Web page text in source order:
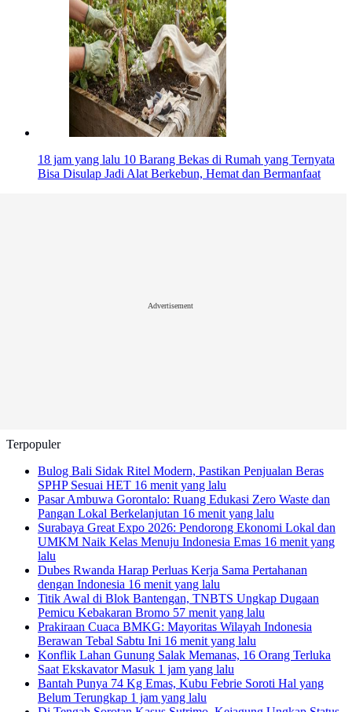
18 jam yang lalu 10 Barang Bekas di Rumah yang Ternyata
Bisa Disulap Jadi Alat Berkebun, Hemat dan Bermanfaat
Advertisement
Terpopuler
Bulog Bali Sidak Ritel Modern, Pastikan Penjualan Beras
SPHP Sesuai HET 16 menit yang lalu
Pasar Ambuwa Gorontalo: Ruang Edukasi Zero Waste dan
Pangan Lokal Berkelanjutan 16 menit yang lalu
Surabaya Great Expo 2026: Pendorong Ekonomi Lokal dan
UMKM Naik Kelas Menuju Indonesia Emas 16 menit yang
lalu
Dubes Rwanda Harap Perluas Kerja Sama Pertahanan
dengan Indonesia 16 menit yang lalu
Titik Awal di Blok Bantengan, TNBTS Ungkap Dugaan
Pemicu Kebakaran Bromo 57 menit yang lalu
Prakiraan Cuaca BMKG: Mayoritas Wilayah Indonesia
Berawan Tebal Sabtu Ini 16 menit yang lalu
Konflik Lahan Gunung Salak Memanas, 16 Orang Terluka
Saat Ekskavator Masuk 1 jam yang lalu
Bantah Punya 74 Kg Emas, Kubu Febrie Soroti Hal yang
Belum Terungkap 1 jam yang lalu